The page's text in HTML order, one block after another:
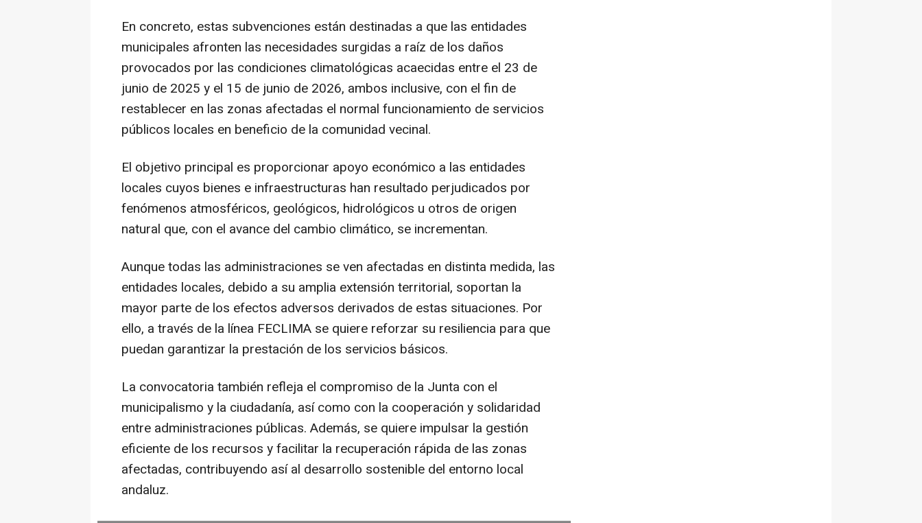
En concreto, estas subvenciones están destinadas a que las entidades
municipales afronten las necesidades surgidas a raíz de los daños
provocados por las condiciones climatológicas acaecidas entre el 23 de
junio de 2025 y el 15 de junio de 2026, ambos inclusive, con el fin de
restablecer en las zonas afectadas el normal funcionamiento de servicios
públicos locales en beneficio de la comunidad vecinal.
El objetivo principal es proporcionar apoyo económico a las entidades
locales cuyos bienes e infraestructuras han resultado perjudicados por
fenómenos atmosféricos, geológicos, hidrológicos u otros de origen
natural que, con el avance del cambio climático, se incrementan.
Aunque todas las administraciones se ven afectadas en distinta medida, las
entidades locales, debido a su amplia extensión territorial, soportan la
mayor parte de los efectos adversos derivados de estas situaciones. Por
ello, a través de la línea FECLIMA se quiere reforzar su resiliencia para que
puedan garantizar la prestación de los servicios básicos.
La convocatoria también refleja el compromiso de la Junta con el
municipalismo y la ciudadanía, así como con la cooperación y solidaridad
entre administraciones públicas. Además, se quiere impulsar la gestión
eficiente de los recursos y facilitar la recuperación rápida de las zonas
afectadas, contribuyendo así al desarrollo sostenible del entorno local
andaluz.